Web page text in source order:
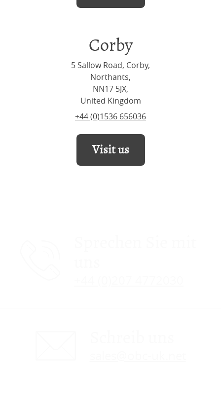
Corby
5 Sallow Road, Corby,
Northants,
NN17 5JX,
United Kingdom
+44 (0)1536 656036
Visit us